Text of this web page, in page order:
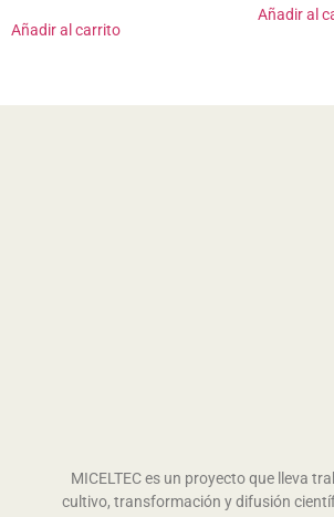
Añadir al carrito
Añadir al
MICELTEC es un proyecto que lleva
cultivo, transformación y difusión